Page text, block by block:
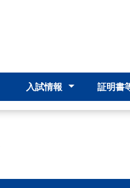
入試情報
高校入試
後期再入学･編入学
前期再入学･編入学
入試（ゆい）
証明書
証明書
感染症